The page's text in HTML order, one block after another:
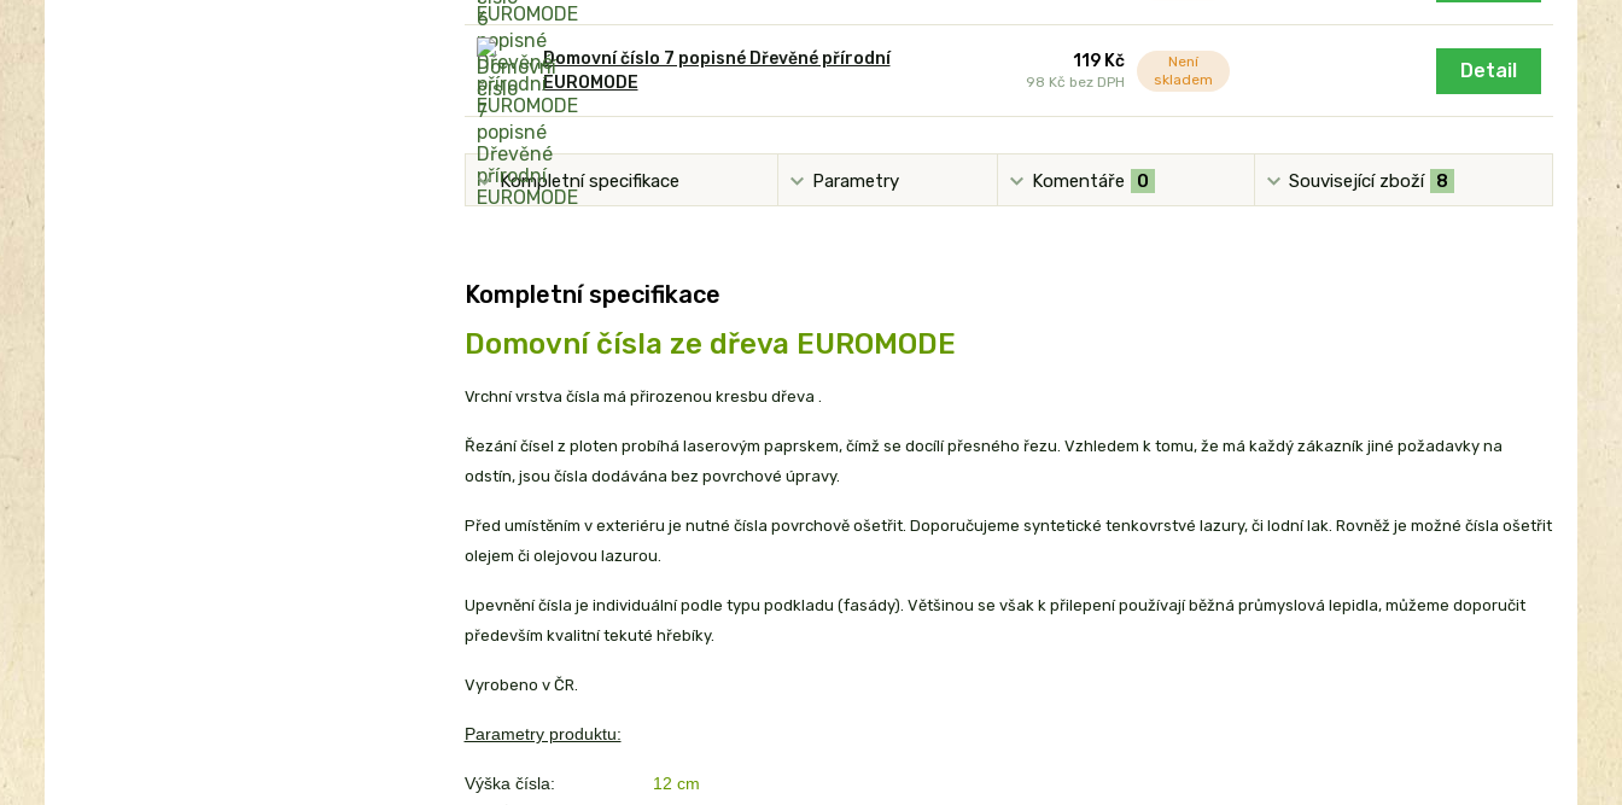
Domovní číslo 7 popisné Dřevěné přírodní
EUROMODE
119 Kč
98 Kč bez DPH
Není
skladem
Detail
Kompletní specifikace Parametry Komentáře 0 Související zboží 8
Kompletní specifikace
Domovní čísla ze dřeva EUROMODE
Vrchní vrstva čísla má přirozenou kresbu dřeva .
Řezání čísel z ploten probíhá laserovým paprskem, čímž se docílí přesného řezu. Vzhledem k tomu, že má každý zákazník jiné požadavky na
odstín, jsou čísla dodávána bez povrchové úpravy.
Před umístěním v exteriéru je nutné čísla povrchově ošetřit. Doporučujeme syntetické tenkovrstvé lazury, či lodní lak. Rovněž je možné čísla ošetřit
olejem či olejovou lazurou.
Upevnění čísla je individuální podle typu podkladu (fasády). Většinou se však k přilepení používají běžná průmyslová lepidla, můžeme doporučit
především kvalitní tekuté hřebíky.
Vyrobeno v ČR.
Parametry produktu:
Výška čísla:
12 cm